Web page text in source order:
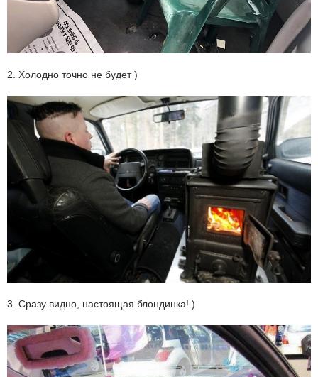
2. Холодно точно не будет )
3. Сразу видно, настоящая блондинка! )